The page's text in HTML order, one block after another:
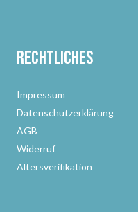
Rechtliches
Impressum
Datenschutzerklärung
AGB
Widerruf
Altersverifikation